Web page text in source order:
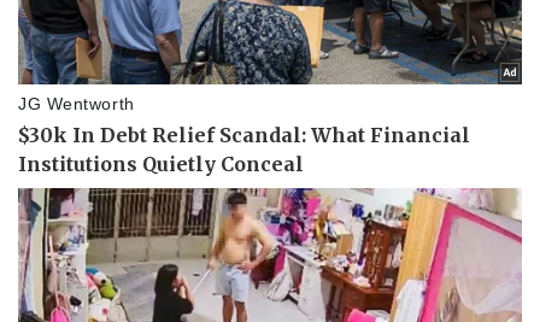
Lịch thi đấu bóng đá
Thế giới thể thao
eSports
Hậu trường
Xe máy
Tư vấn